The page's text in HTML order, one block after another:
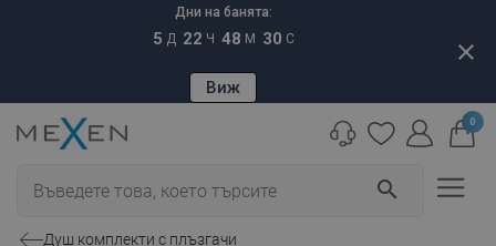
Дни на банята:
5 Д 22 Ч 48 М 29 С
Виж
close
search
0
Душ комплекти с плъзгачи